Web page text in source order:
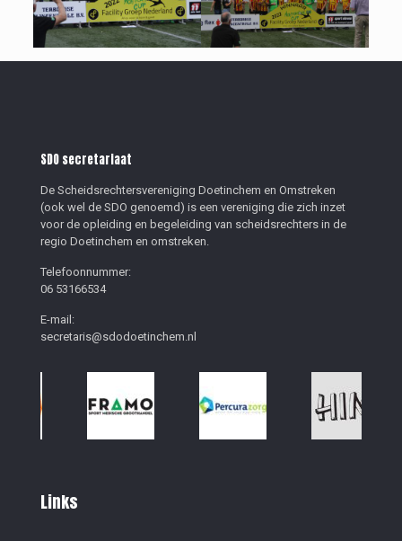
SDO secretariaat
De Scheidsrechtersvereniging Doetinchem en Omstreken
(ook wel de SDO genoemd) is een vereniging die zich inzet
voor de opleiding en begeleiding van scheidsrechters in de
regio Doetinchem en omstreken.
Telefoonnummer:
06 53166534
E-mail:
secretaris@sdodoetinchem.nl
Links